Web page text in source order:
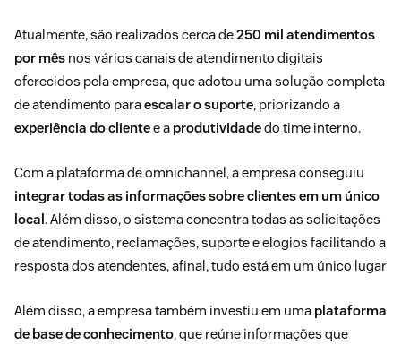
Atualmente, são realizados cerca de250 mil atendimentos
por mês nos vários canais de atendimento digitais
oferecidos pela empresa, que adotou uma solução completa
de atendimento paraescalar o suporte, priorizando a
experiência do clientee a produtividadedo time interno.
Com a plataforma de omnichannel, a empresa conseguiu
integrar todas as informações sobre clientes em um único
local . Além disso, o sistema concentra todas as solicitações
de atendimento, reclamações, suporte e elogios facilitando a
resposta dos atendentes, afinal, tudo está em um único lugar
Além disso, a empresa também investiu em uma plataforma
de base de conhecimento, que reúne informações que